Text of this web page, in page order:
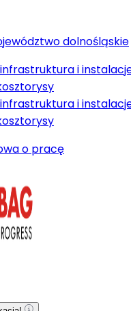
dolnośląskie
i
i
o pracę